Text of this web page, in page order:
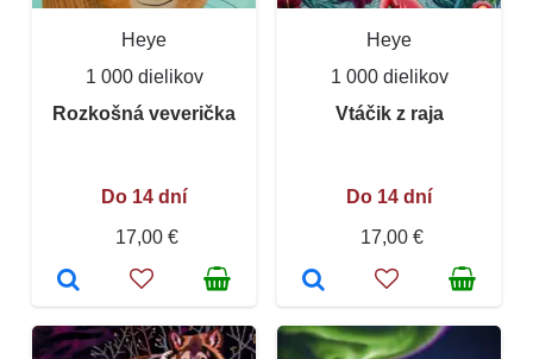
Heye
1 000 dielikov
Rozkošná veverička
Do 14 dní
17,00 €
Heye
1 000 dielikov
Vtáčik z raja
Do 14 dní
17,00 €